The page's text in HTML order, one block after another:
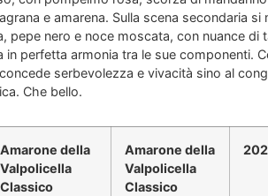
e amarena. Sulla scena secondaria
pepe nero e noce moscata, con nuance di
in perfetta armonia tra le sue componenti.
serbevolezza e vivacità sino al
Che bello.
Amarone della
Valpolicella
Classico
Amarone della
Valpolicella
Classico